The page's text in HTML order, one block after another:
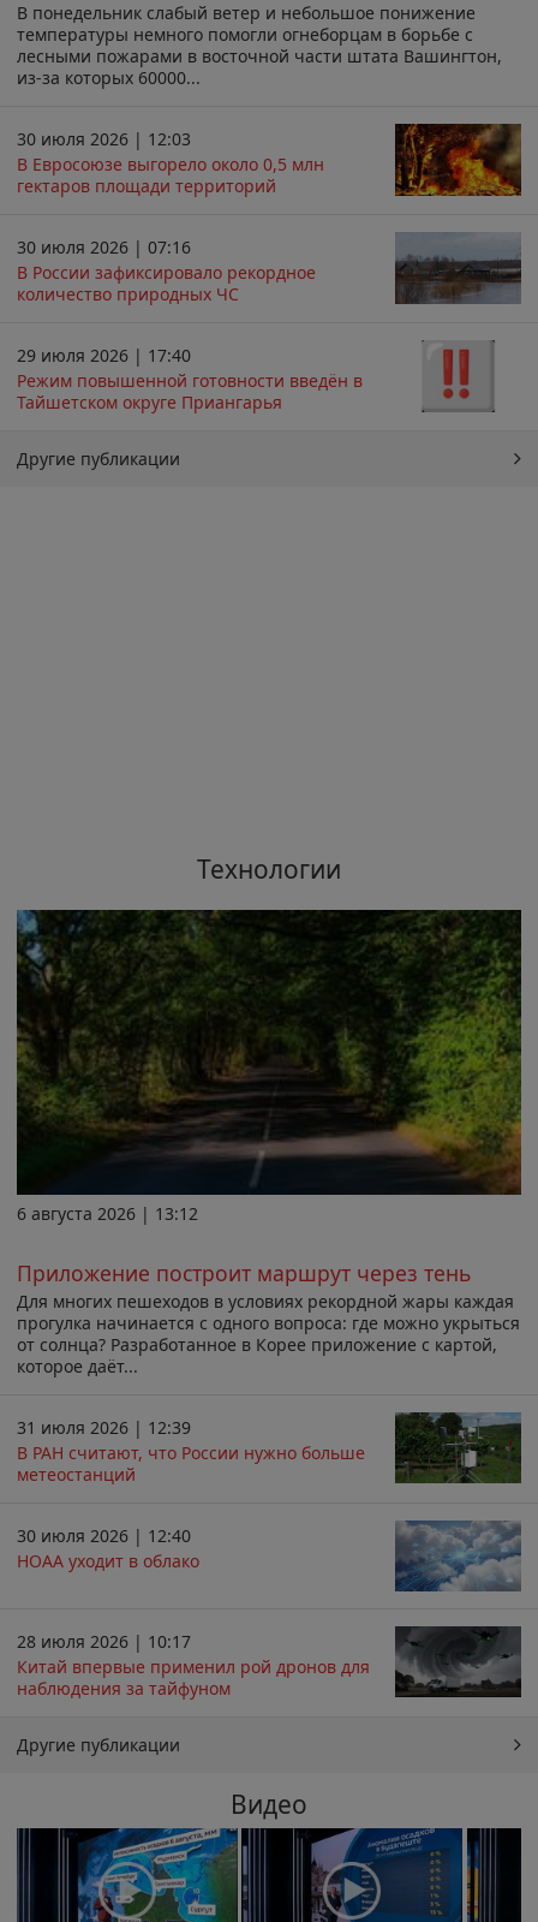
В понедельник слабый ветер и небольшое понижение
температуры немного помогли огнеборцам в борьбе с
лесными пожарами в восточной части штата Вашингтон,
из-за которых 60000...
30 июля 2026 | 12:03
В Евросоюзе выгорело около 0,5 млн
гектаров площади территорий
30 июля 2026 | 07:16
В России зафиксировало рекордное
количество природных ЧС
29 июля 2026 | 17:40
Режим повышенной готовности введён в
Тайшетском округе Приангарья
Другие публикации
Технологии
6 августа 2026 | 13:12
Приложение построит маршрут через тень
Для многих пешеходов в условиях рекордной жары каждая
прогулка начинается с одного вопроса: где можно укрыться
от солнца? Разработанное в Корее приложение с картой,
которое даёт...
31 июля 2026 | 12:39
В РАН считают, что России нужно больше
метеостанций
30 июля 2026 | 12:40
НОАА уходит в облако
28 июля 2026 | 10:17
Китай впервые применил рой дронов для
наблюдения за тайфуном
Другие публикации
Видео